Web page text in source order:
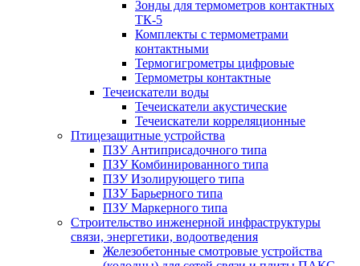
Зонды для термометров контактных
ТК-5
Комплекты с термометрами
контактными
Термогигрометры цифровые
Термометры контактные
Течеискатели воды
Течеискатели акустические
Течеискатели корреляционные
Птицезащитные устройства
ПЗУ Антиприсадочного типа
ПЗУ Комбинированного типа
ПЗУ Изолирующего типа
ПЗУ Барьерного типа
ПЗУ Маркерного типа
Строительство инженерной инфраструктуры
связи, энергетики, водоотведения
Железобетонные смотровые устройства